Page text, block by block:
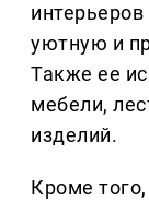
уютную и
Также ее
мебели,
изделий.
Кроме